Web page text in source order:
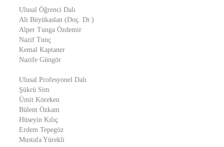
Ulusal Öğrenci Dalı
Ali Büyükaslan (Doç. Dr.)
Alper Tunga Özdemir
Nazif Tunç
Kemal Kaptaner
Nazife Güngör
Ulusal Profesyonel Dalı
Şükrü Sim
Ümit Köreken
Bülent Özkam
Hüseyin Kılıç
Erdem Tepegöz
Mustafa Yürekli